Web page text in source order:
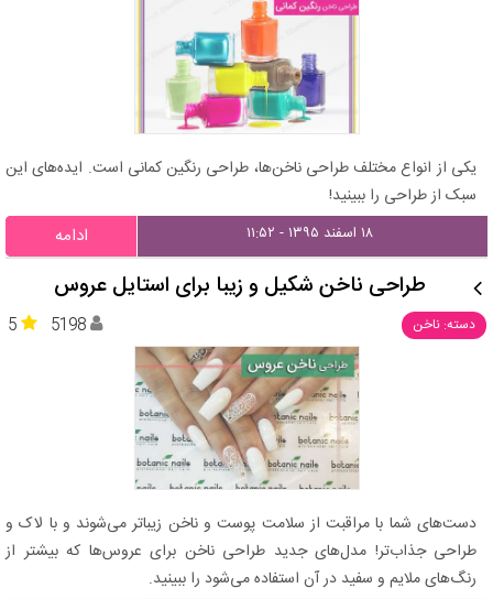
یکی از انواع مختلف طراحی ناخن‌ها، طراحی رنگین کمانی است. ایده‌های این
سبک از طراحی را ببینید!
۱۸ اسفند ۱۳۹۵ - ۱۱:۵۲ ادامه
طراحی ناخن شکیل و زیبا برای استایل عروس
دسته: ناخن 5 5198
دست‌های شما با مراقبت از سلامت پوست و ناخن زیباتر می‌شوند و با لاک و
طراحی جذاب‌تر! مدل‌های جدید طراحی ناخن برای عروس‌ها که بیشتر از
رنگ‌های ملایم و سفید در آن استفاده می‌شود را ببینید.